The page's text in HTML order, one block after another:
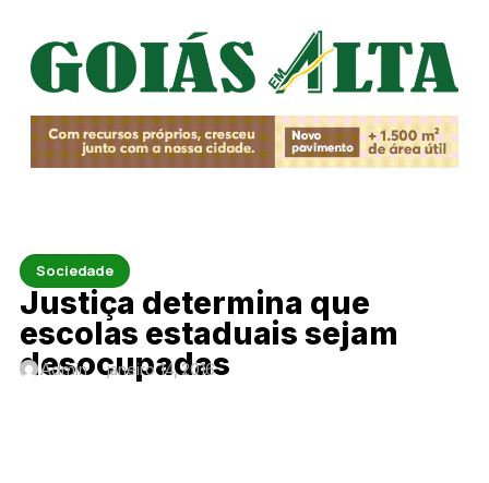
Sociedade
Justiça determina que
escolas estaduais sejam
desocupadas
Admin janeiro 14, 2016